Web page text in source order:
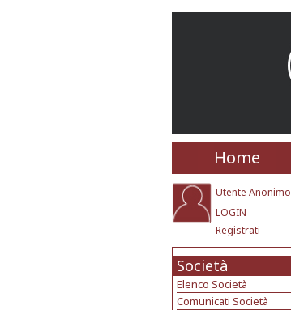
Home
Utente Anonimo
LOGIN
Registrati
Società
Elenco Società
Comunicati Società